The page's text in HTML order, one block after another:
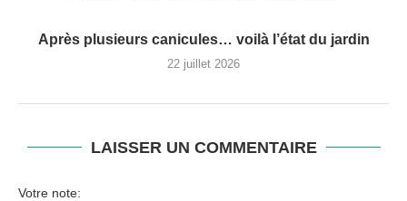
Après plusieurs canicules… voilà l’état du jardin
22 juillet 2026
LAISSER UN COMMENTAIRE
Votre note: